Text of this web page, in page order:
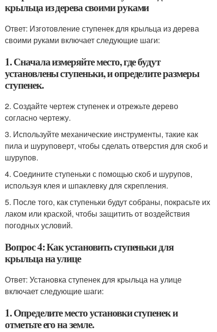
крыльца из дерева своими руками
Ответ: Изготовление ступенек для крыльца из дерева
своими руками включает следующие шаги:
1. Сначала измеряйте место, где будут
установлены ступеньки, и определите размеры
ступенек.
2. Создайте чертеж ступенек и отрежьте дерево
согласно чертежу.
3. Используйте механические инструменты, такие как
пила и шуруповерт, чтобы сделать отверстия для скоб и
шурупов.
4. Соедините ступеньки с помощью скоб и шурупов,
используя клея и шпаклевку для скрепления.
5. После того, как ступеньки будут собраны, покрасьте их
лаком или краской, чтобы защитить от воздействия
погодных условий.
Вопрос 4: Как установить ступеньки для
крыльца на улице
Ответ: Установка ступенек для крыльца на улице
включает следующие шаги:
1. Определите место установки ступенек и
отметьте его на земле.